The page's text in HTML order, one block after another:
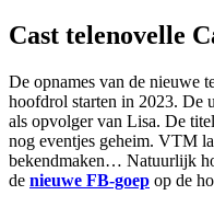
Cast telenovelle
De opnames van de nieuwe
hoofdrol starten in 2023. De
als opvolger van Lisa. De
nog eventjes geheim. VTM
bekendmaken… Natuurlijk
de nieuwe FB-goep op de